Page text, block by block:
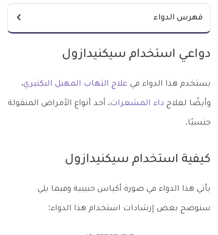
فهرس الدواء
دواعي استخدام سيكنيدازول
يستخدم هذا الدواء في علاج التهاب المهبل البكتيري،
وأيضًا لعلاج داء المشعرات، أحد أنواع الأمراض المنقولة
جنسيًا.
كيفية استخدام سيكنيدازول
يأتي هذا الدواء في صورة أكياس حبيبية وفيما يلي
سنوضح بعض إرشادات استخدام هذا الدواء: